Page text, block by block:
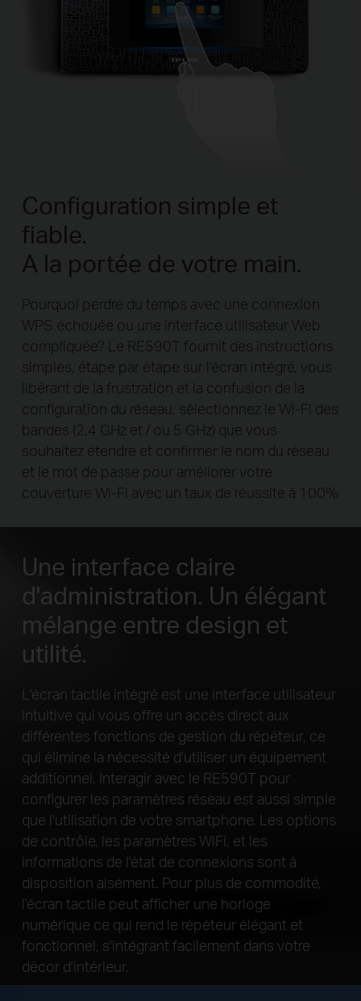
Configuration simple et
fiable.
A la portée de votre main.
Pourquoi perdre du temps avec une connexion
WPS échouée ou une interface utilisateur Web
compliquée? Le RE590T fournit des instructions
simples, étape par étape sur l'écran intégré, vous
libérant de la frustration et la confusion de la
configuration du réseau. sélectionnez le Wi-Fi des
bandes (2,4 GHz et / ou 5 GHz) que vous
souhaitez étendre et confirmer le nom du réseau
et le mot de passe pour améliorer votre
couverture Wi-Fi avec un taux de réussite à 100%
Une interface claire
d'administration. Un élégant
mélange entre design et
utilité.
L'écran tactile intégré est une interface utilisateur
intuitive qui vous offre un accès direct aux
différentes fonctions de gestion du répéteur, ce
qui élimine la nécessité d'utiliser un équipement
additionnel. Interagir avec le RE590T pour
configurer les paramètres réseau est aussi simple
que l'utilisation de votre smartphone. Les options
de contrôle, les paramètres WiFi, et les
informations de l'état de connexions sont à
disposition aisément. Pour plus de commodité,
l'écran tactile peut afficher une horloge
numérique ce qui rend le répéteur élégant et
fonctionnel, s'intégrant facilement dans votre
décor d'intérieur.